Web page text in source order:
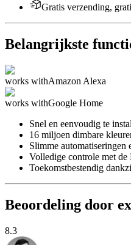
Gratis verzending,
Belangrijkste
works withAmazon Alexa
works withGoogle Home
Snel en eenvoudig te
16 miljoen dimbare
Slimme automatiseringen
Volledige controle met
Toekomstbestendig
Beoordeling door
8.3